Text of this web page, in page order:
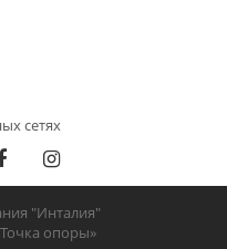
сетях
"Инталия"
опоры»